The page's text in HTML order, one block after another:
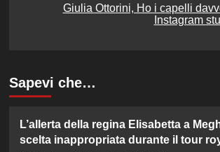
Giulia Ottorini, Ho i capelli
Instagram
Sapevi che…
L’allerta della regina Elisabetta a
scelta inappropriata durante il tour